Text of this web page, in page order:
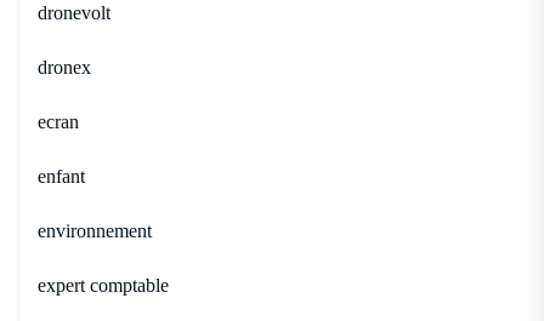
dronevolt
dronex
ecran
enfant
environnement
expert comptable